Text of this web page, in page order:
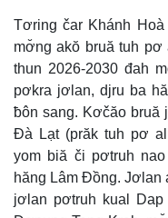
Tơring čar Khánh
mơ̆ng akŏ bruă tuh
thun 2026-2030 đah
pơkra jơlan, djru ba
ƀôn sang. Kơčăo bruă
Đà Lạt (prăk tuh pơ
yom biă či pơtruh
hăng Lâm Đồng. Jơlan
jơlan pơtruh kual